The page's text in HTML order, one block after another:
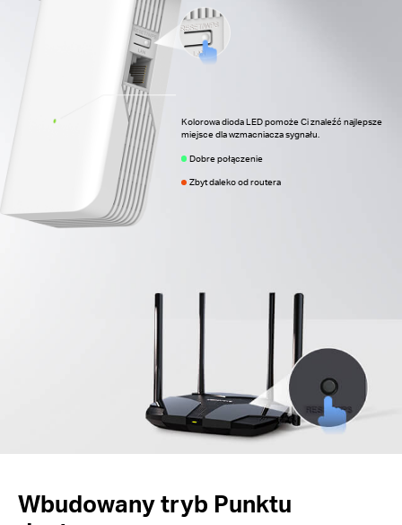
Kolorowa dioda LED pomoże Ci znaleźć najlepsze
miejsce dla wzmacniacza sygnału.
Dobre połączenie
Zbyt daleko od routera
Wbudowany tryb Punktu